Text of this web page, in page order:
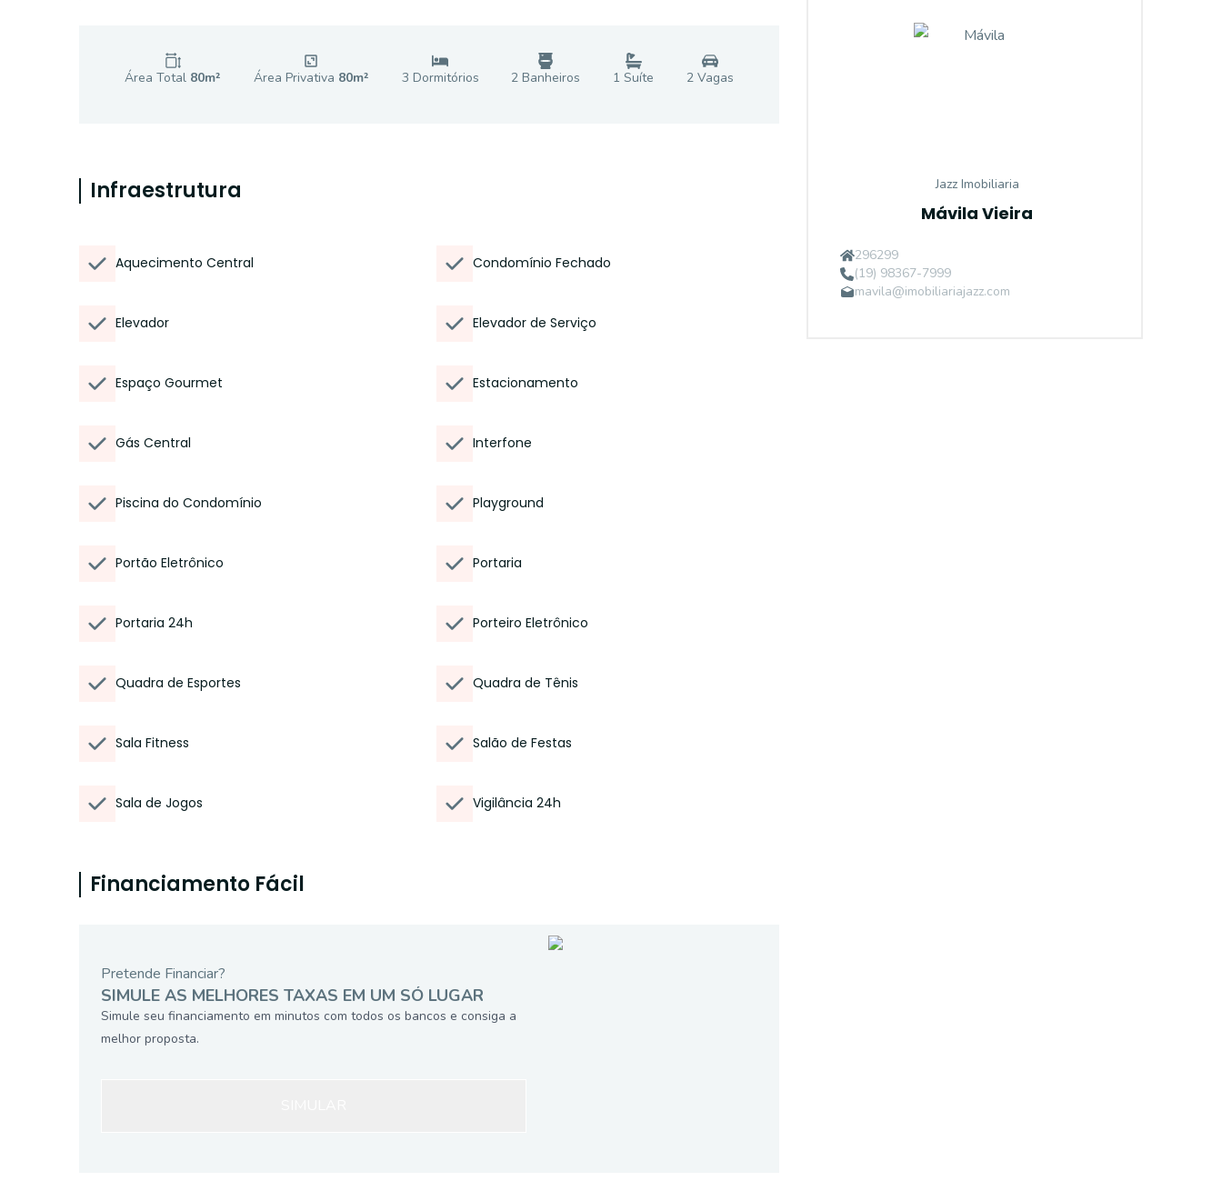
Área Total 80m² Área Privativa 80m² 3 Dormitórios 2 Banheiros 1 Suíte 2Vagas
Infraestrutura
Aquecimento Central Condomínio Fechado
Elevador Elevador de Serviço
Espaço Gourmet Estacionamento
Gás Central Interfone
Piscina do Condomínio Playground
Portão Eletrônico Portaria
Portaria 24h Porteiro Eletrônico
Quadra de Esportes Quadra de Tênis
Sala Fitness Salão de Festas
Sala de Jogos Vigilância 24h
Financiamento Fácil
Pretende Financiar?
SIMULE AS MELHORES TAXAS EM UM SÓ LUGAR
Simule seu financiamento em minutos com todos os bancos e consiga a
melhor proposta.
Jazz Imobiliaria
Mávila Vieira
296299
(19) 98367-7999
mavila@imobiliariajazz.com